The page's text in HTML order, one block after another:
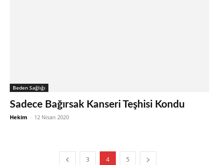
Beden Sağlığı
Sadece Bağırsak Kanseri Teşhisi Kondu
Hekim - 12 Nisan 2020
3 4 5